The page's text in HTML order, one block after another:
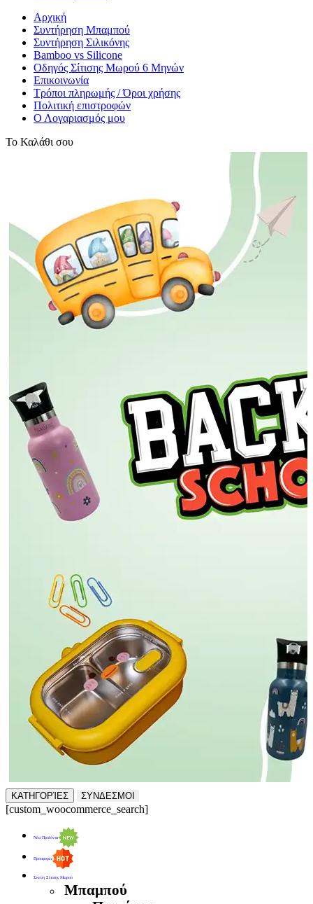
Αρχική
Συντήρηση Μπαμπού
Συντήρηση Σιλικόνης
Bamboo vs Silicone
Οδηγός Σίτισης Μωρού 6 Μηνών
Επικοινωνία
Τρόποι πληρωμής / Όροι χρήσης
Πολιτική επιστροφών
Ο Λογαριασμός μου
Το Καλάθι σου
ΚΑΤΗΓΟΡΊΕΣ ΣΥΝΔΕΣΜΟΙ
[custom_woocommerce_search]
Νέα Προϊόντα
Προσφορές
Σκεύη Σίτισης Μωρού
Μπαμπού